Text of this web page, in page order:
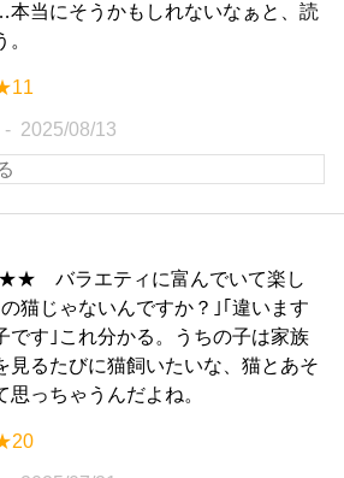
当にそうかもしれないなぁと、読
2025/08/13
バラエティに富んでいて楽し
猫じゃないんですか？｣｢違います
です｣これ分かる。うちの子は家族
見るたびに猫飼いたいな、猫とあそ
思っちゃうんだよね。